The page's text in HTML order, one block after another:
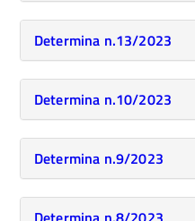
Determina n.13/2023
Determina n.10/2023
Determina n.9/2023